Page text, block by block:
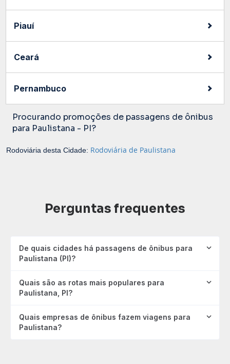
Piauí
Ceará
Pernambuco
Procurando promoções de passagens de ônibus
para Paulistana - PI?
Rodoviária desta Cidade: Rodoviária de Paulistana
Perguntas frequentes
De quais cidades há passagens de ônibus para
Paulistana (PI)?
Quais são as rotas mais populares para
Paulistana, PI?
Quais empresas de ônibus fazem viagens para
Paulistana?